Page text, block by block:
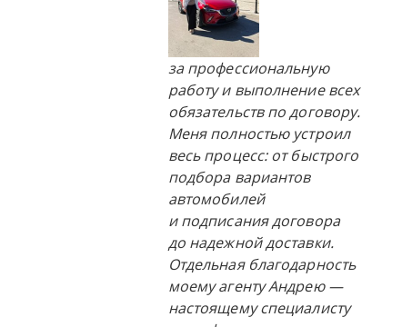
за профессиональную
работу и выполнение всех
обязательств по договору.
Меня полностью устроил
весь процесс: от быстрого
подбора вариантов
автомобилей
и подписания договора
до надежной доставки.
Отдельная благодарность
моему агенту Андрею —
настоящему специалисту